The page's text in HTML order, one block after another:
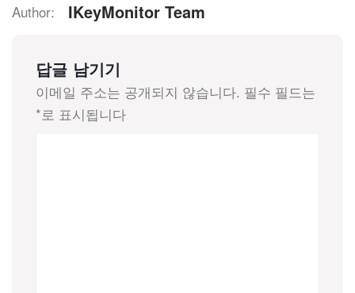
Author:
IKeyMonitor Team
답글 남기기
이메일 주소는 공개되지 않습니다. 필수 필드는
*로 표시됩니다